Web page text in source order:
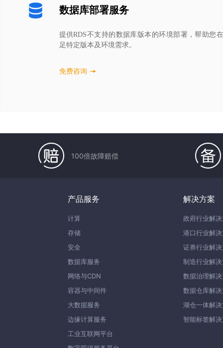
数据库部署服务
提供RDS不支持的数据库版本的环境部署，帮助您
足特定版本及环境需求。
免费咨询
100倍故障赔偿
产品服务
计算
存储
安全
数据库服务
网络与CDN
容器与中间件
大数据服务
边缘计算服务
工业互联网平台
解决方案
政府行业解
港口行业解
证券行业解
制造行业解
数据治理解
数据仓库解
湖仓一体解
智能标签解